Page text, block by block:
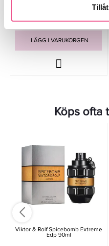
LÄGG I VARUKORGEN
Köps ofta
Viktor & Rolf Spicebomb Extreme
Edp 90ml